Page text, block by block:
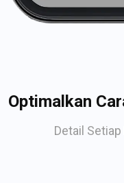
Optimalkan
Detail Setiap